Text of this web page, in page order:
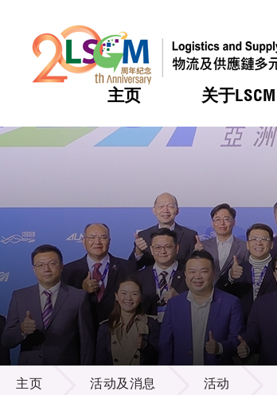
主页 关于LSCM
热门
热门
热门
热门
热门
活动及消息
主页 活动及消息 活动